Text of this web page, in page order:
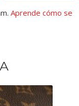
Aprende cómo se